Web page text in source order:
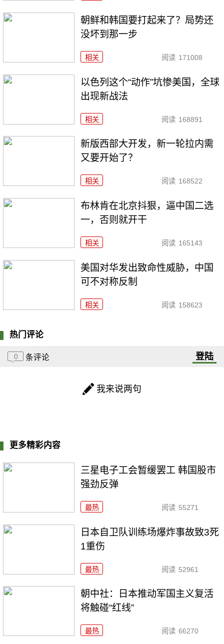
朝鲜和韩国要打起来了？局势还
没坏到那一步
相关 阅读 171008
以色列这个“动作”坑惨美国，全球
出现新战法
相关 阅读 168891
新版西部大开发，新一轮拉内需
又要开始了？
相关 阅读 168522
布林肯在北京抖狠，逼中国二选
一，否则就开干
相关 阅读 165143
美国对华发出致命性威胁，中国
可不对称反制
相关 阅读 158623
热门评论
0 条评论 登陆
我来说两句
更多精彩内容
三星电子工会暂缓罢工 韩国股市
强劲反弹
最热 阅读 55271
日本自卫队训练场爆炸事故致3死
1重伤
最热 阅读 52961
朝中社：日本推动军国主义复活
将触碰“红线”
最热 阅读 66270